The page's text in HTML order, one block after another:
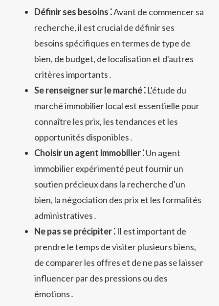
Définir ses besoins ⁚Avant de commencer sa
recherche, il est crucial de définir ses
besoins spécifiques en termes de type de
bien, de budget, de localisation et d'autres
critères importants․
Se renseigner sur le marché ⁚ L'étude du
marché immobilier local est essentielle pour
connaître les prix, les tendances et les
opportunités disponibles․
Choisir un agent immobilier ⁚Un agent
immobilier expérimenté peut fournir un
soutien précieux dans la recherche d'un
bien, la négociation des prix et les formalités
administratives․
Ne pas se précipiter ⁚ Il est important de
prendre le temps de visiter plusieurs biens,
de comparer les offres et de ne pas se laisser
influencer par des pressions ou des
émotions․